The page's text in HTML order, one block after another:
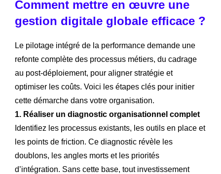
Comment mettre en œuvre une
gestion digitale globale efficace ?
Le pilotage intégré de la performance demande une
refonte complète des processus métiers, du cadrage
au post-déploiement, pour aligner stratégie et
optimiser les coûts. Voici les étapes clés pour initier
cette démarche dans votre organisation.
1. Réaliser un diagnostic organisationnel complet
Identifiez les processus existants, les outils en place et
les points de friction. Ce diagnostic révèle les
doublons, les angles morts et les priorités
d’intégration. Sans cette base, tout investissement